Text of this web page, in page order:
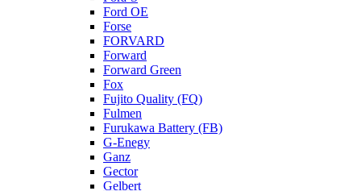
Ford OE
Forse
FORVARD
Forward
Forward Green
Fox
Fujito Quality (FQ)
Fulmen
Furukawa Battery (FB)
G-Enegy
Ganz
Gector
Gelbert